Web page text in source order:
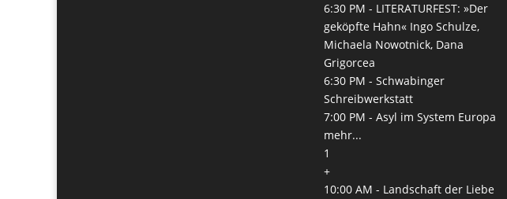
6:30 PM - LITERATURFEST: »Der
geköpfte Hahn« Ingo Schulze,
Michaela Nowotnick, Dana
Grigorcea
6:30 PM -Schwabinger
Schreibwerkstatt
7:00 PM -Asyl im System Europa
mehr...
1
+
10:00 AM - Landschaft der Liebe